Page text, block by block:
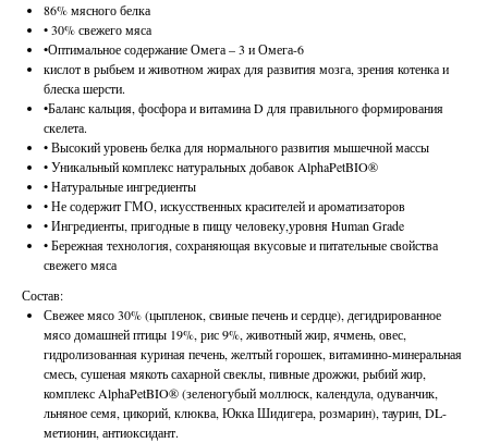
86% мясного белка
• 30% свежего мяса
•Оптимальное содержание Омега – 3 и Омега-6
кислот в рыбьем и животном жирах для развития мозга, зрения котенка и
блеска шерсти.
•Баланс кальция, фосфора и витамина D для правильного формирования
скелета.
• Высокий уровень белка для нормального развития мышечной массы
• Уникальный комплекс натуральных добавок AlphaPetBIO®
• Натуральные ингредиенты
• Не содержит ГМО, искусственных красителей и ароматизаторов
• Ингредиенты, пригодные в пищу человеку,уровня Human Grade
• Бережная технология, сохраняющая вкусовые и питательные свойства
свежего мяса
Состав:
Свежее мясо 30% (цыпленок, свиные печень и сердце), дегидрированное
мясо домашней птицы 19%, рис 9%, животный жир, ячмень, овес,
гидролизованная куриная печень, желтый горошек, витаминно-минеральная
смесь, сушеная мякоть сахарной свеклы, пивные дрожжи, рыбий жир,
комплекс AlphaPetBIO® (зеленогубый моллюск, календула, одуванчик,
льняное семя, цикорий, клюква, Юкка Шидигера, розмарин), таурин, DL-
метионин, антиоксидант.